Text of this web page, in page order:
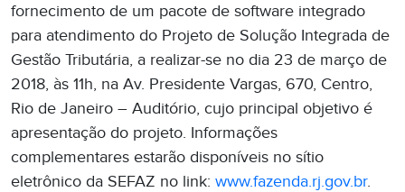
fornecimento de um pacote de software integrado
para atendimento do Projeto de Solução Integrada de
Gestão Tributária, a realizar-se no dia 23 de março de
2018, às 11h, na Av. Presidente Vargas, 670, Centro,
Rio de Janeiro – Auditório, cujo principal objetivo é
apresentação do projeto. Informações
complementares estarão disponíveis no sítio
eletrônico da SEFAZ no link: www.fazenda.rj.gov.br.